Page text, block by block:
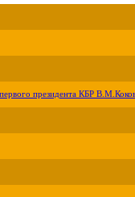
президента КБР